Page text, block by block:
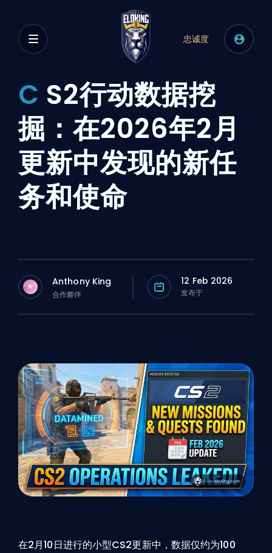
忠诚度
C S2行动数据挖
掘：在2026年2月
更新中发现的新任
务和使命
A Anthony King
合作夥伴
12 Feb 2026
发布于
在2月10日进行的小型CS2更新中，数据仅约为100